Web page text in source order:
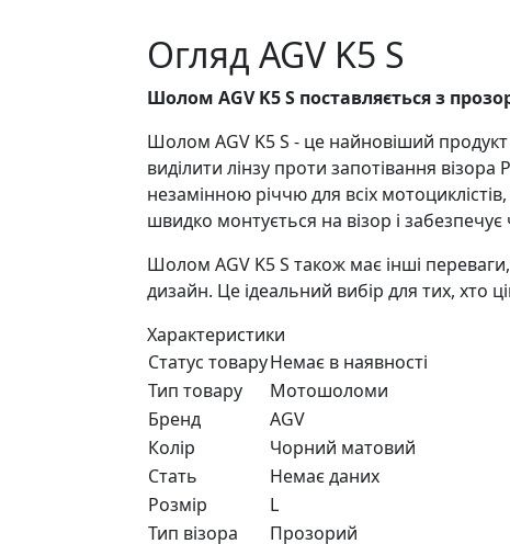
Огляд AGV K5 S
Шолом AGV K5 S поставляється з
Шолом AGV K5 S - це найновіший
виділити лінзу проти запотівання
незамінною річчю для всіх
швидко монтується на візор і
Шолом AGV K5 S також має інші переваги,
дизайн. Це ідеальний вибір для тих, хто
Характеристики
Статус товаруНемає в наявності
Тип товару
Мотошоломи
Бренд
AGV
Колір
Чорний матовий
Стать
Немає даних
Розмір
L
Тип візора
Прозорий